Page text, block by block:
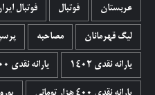
عربستان فوتبال فوتبال
لیگ قهرمانان مصاحبه
یارانه نقدی 1402 یارانه نقدی ۳۰۰هزار تومانی